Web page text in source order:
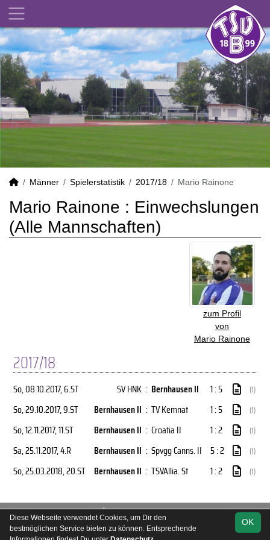
Männer Spielerstatistik 2017/18 Mario Rainone
Mario Rainone : Einwechslungen
(Alle Mannschaften)
zum Profil
von
Mario Rainone
2017/18
So, 08.10.2017, 6.ST SV HNK : Bernhausen II 1 : 5 (1)
So, 29.10.2017, 9.ST Bernhausen II : TV Kemnat 1 : 5 (1)
So, 12.11.2017, 11.ST Bernhausen II : Croatia II 1 : 2 (1)
Sa, 25.11.2017, 4.R Bernhausen II : Spvgg Canns. II 5 : 2 (1)
So, 25.03.2018, 20.ST Bernhausen II : TSVAllia. St 1 : 2 (1)
soccero.de
OK
Diese Webseite verwendet Cookies, um Dir den
bestmöglichen Service bieten zu können. Entsprechende